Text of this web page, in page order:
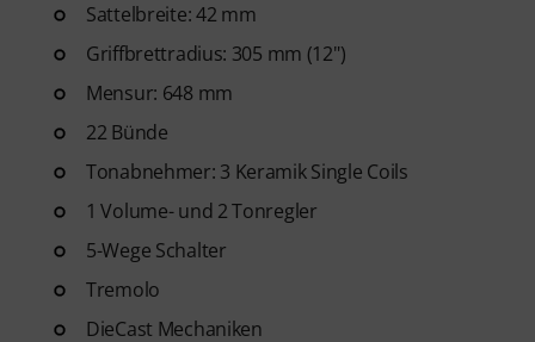
Sattelbreite: 42 mm
Griffbrettradius: 305 mm (12")
Mensur: 648 mm
22 Bünde
Tonabnehmer: 3 Keramik Single Coils
1 Volume- und 2 Tonregler
5-Wege Schalter
Tremolo
DieCast Mechaniken